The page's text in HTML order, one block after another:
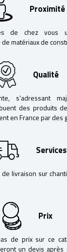
Proximité
de chez vous
matériaux de
Qualité
s’adressant
des produits
en France par des
Services
livraison sur
Prix
de prix sur ce
un devis après